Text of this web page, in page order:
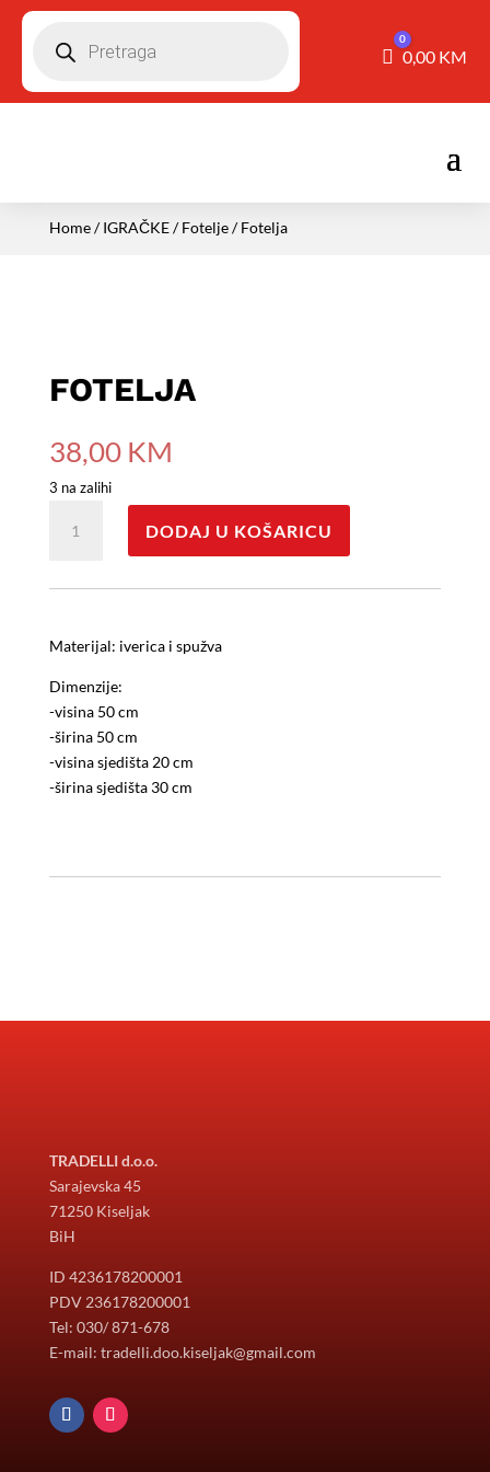
Košarica
0
0,00 KM
Home/IGRAČKE/Fotelje/ Fotelja
FOTELJA
38,00 KM
3 na zalihi
količina
DODAJ U KOŠARICU
Materijal: iverica i spužva
Dimenzije:
-visina 50 cm
-širina 50 cm
-visina sjedišta 20 cm
-širina sjedišta 30 cm
TRADELLI d.o.o.
Sarajevska 45
71250 Kiseljak
BiH
ID 4236178200001
PDV 236178200001
Tel: 030/ 871-678
E-mail: tradelli.doo.kiseljak@gmail.com